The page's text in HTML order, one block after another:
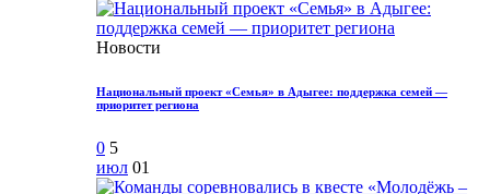
Новости
Национальный проект «Семья» в Адыгее: поддержка семей —
приоритет региона
0 5
июл 01